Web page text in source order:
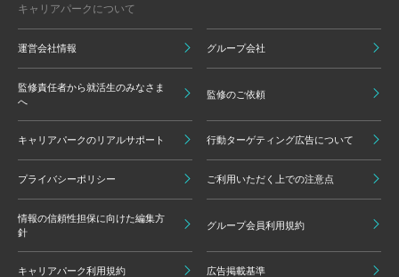
キャリアパークについて
運営会社情報 グループ会社
監修責任者から就活生のみなさま
へ
監修のご依頼
キャリアパークのリアルサポート 行動ターゲティング広告について
プライバシーポリシー ご利用いただく上での注意点
情報の信頼性担保に向けた編集方
針
グループ会員利用規約
キャリアパーク利用規約 広告掲載基準